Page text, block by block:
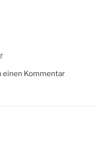
einen Kommentar